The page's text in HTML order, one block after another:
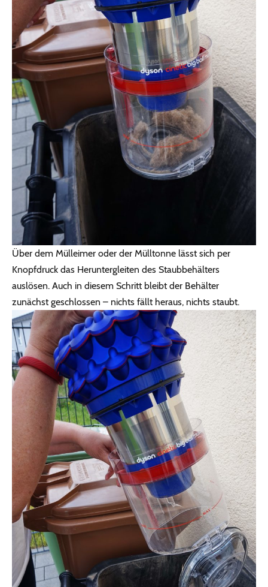
Über dem Mülleimer oder der Mülltonne lässt sich per
Knopfdruck das Heruntergleiten des Staubbehälters
auslösen. Auch in diesem Schritt bleibt der Behälter
zunächst geschlossen – nichts fällt heraus, nichts staubt.